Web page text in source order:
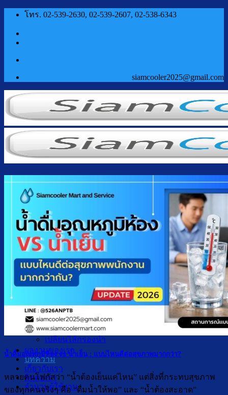
ข้าม
โทร. 02-539-2630, 02-539-2607, 02-538-6343
siamcooler2025@gmail.com
หน้าแรก
สินค้า
ตู้กดน้ำเย็น น้ำร้อน
ตู้กดน้ำเย็น น้ำร้อน ถังคว่ำ
ตู้กดน้ำเย็น เจาะรูคว่ำถัง
ตู้กดน้ำเย็น น้ำร้อน ถังล่าง
ตู้กดน้ำเย็น น้ำร้อน กรองในตัว
ตู้กดน้ำเย็น น้ำร้อน ต่อท่อประปา
ตู้กดน้ำเย็น น้ำร้อน สแตนเลส
ตู้กดน้ำเย็น มือกดเท้าเหยียบ
บริการ
ล้างตู้กดน้ำเย็น
เปลี่ยนไส้กรองน้ำ
ผลงานของเรา
บทความ
เกี่ยวกับเรา
ติดต่อเรา
จำนวนผู้ใช้งาน
น้ำดื่มอุณหภูมิห้อง vs น้ำเย็น : แบบไหนดีต่อสุขภาพมากกว่า?
หลายคนโฟกัสว่า “น้ำต้องเย็นแค่ไหน” แต่สิ่งที่กระทบสุขภาพ
ของทุกคนจริงๆ คือ “ดื่มน้ำให้พอ” และ “น้ำต้องสะอาด”